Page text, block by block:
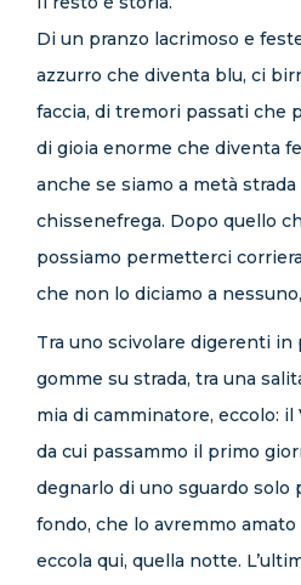
Di un pranzo lacrimoso e
azzurro che diventa blu, ci
faccia, di tremori passati che
di gioia enorme che diventa
anche se siamo a metà
chissenefrega. Dopo quello
possiamo permetterci
che non lo diciamo a
Tra uno scivolare digerenti in
gomme su strada, tra una
mia di camminatore, eccolo:
da cui passammo il primo
degnarlo di uno sguardo solo
fondo, che lo avremmo
eccola qui, quella notte.